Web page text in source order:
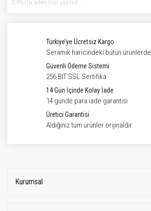
Türkiye’ye Ücretsiz Kargo
Seramik haricindeki bütün ürünlerde
Güvenli Ödeme Sistemi
256 BIT SSL Sertifika
14 Gün İçinde Kolay İade
14 günde para iade garantisi
Üretici Garantisi
Aldığınız tüm ürünler orijinaldir
Kurumsal